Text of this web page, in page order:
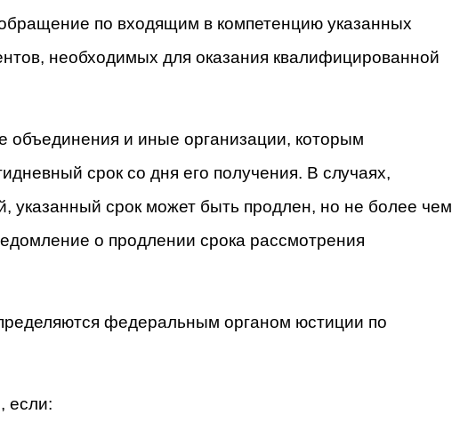
по входящим в компетенцию указанных
необходимых для оказания квалифицированной
объединения и иные организации, которым
срок со дня его получения. В случаях,
указанный срок может быть продлен, но не более чем
о продлении срока рассмотрения
федеральным органом юстиции по
если: